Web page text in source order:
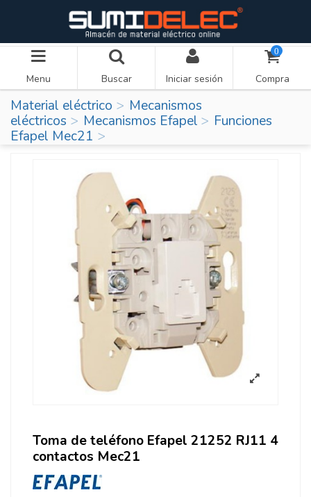
Menu Buscar Iniciar sesión
0
Compra
Material eléctrico
Mecanismos
eléctricos
Mecanismos Efapel
Funciones
Efapel Mec21
Toma de teléfono Efapel 21252 RJ11 4
contactos Mec21